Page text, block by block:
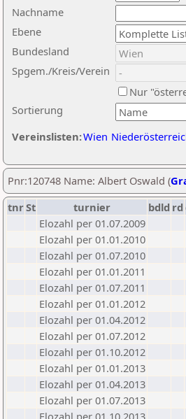
Nachname
Ebene
Sortierung
Bundesland
Spgem./Kreis/Verein
Nur
Vereinslisten:Wien
Pnr:120748 Name: Albert Oswald (
tnrSt turnier bdld rd
Elozahl per 01.07.2009
Elozahl per 01.01.2010
Elozahl per 01.07.2010
Elozahl per 01.01.2011
Elozahl per 01.07.2011
Elozahl per 01.01.2012
Elozahl per 01.04.2012
Elozahl per 01.07.2012
Elozahl per 01.10.2012
Elozahl per 01.01.2013
Elozahl per 01.04.2013
Elozahl per 01.07.2013
Elozahl per 01.10.2013